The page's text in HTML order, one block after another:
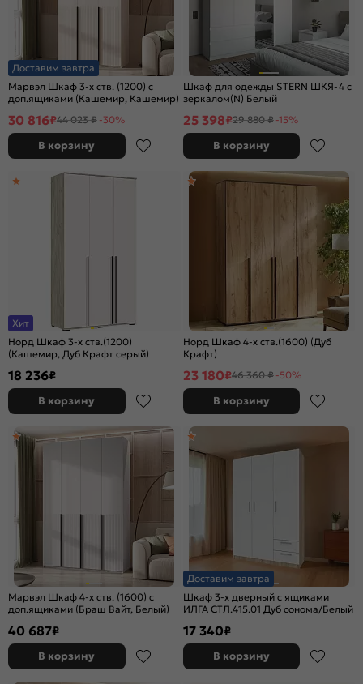
Доставим завтра
Марвэл Шкаф 3-х ств. (1200) с
доп.ящиками (Кашемир, Кашемир)
30 816₽44 023 ₽ -30%
В корзину
Шкаф для одежды STERN ШКЯ-4 c
зеркалом(N) Белый
25 398₽29 880 ₽ -15%
В корзину
Хит
Норд Шкаф 3-х ств.(1200)
(Кашемир, Дуб Крафт серый)
18 236₽
В корзину
Норд Шкаф 4-х ств.(1600) (Дуб
Крафт)
23 180₽46 360 ₽ -50%
В корзину
Марвэл Шкаф 4-х ств. (1600) с
доп.ящиками (Браш Вайт, Белый)
40 687₽
В корзину
Доставим завтра
Шкаф 3-х дверный с ящиками
ИЛГА СТЛ.415.01 Дуб сонома/Белый
17 340₽
В корзину